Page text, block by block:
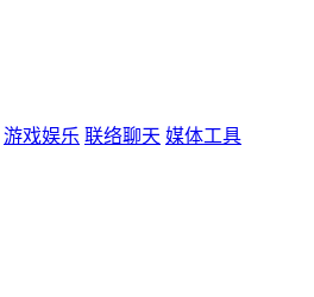
游戏娱乐 联络聊天 媒体工具